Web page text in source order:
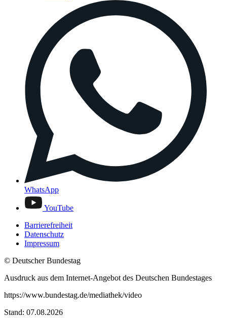
WhatsApp
YouTube
Barrierefreiheit
Datenschutz
Impressum
© Deutscher Bundestag
Ausdruck aus dem Internet-Angebot des Deutschen Bundestages
https://www.bundestag.de/mediathek/video
Stand: 07.08.2026